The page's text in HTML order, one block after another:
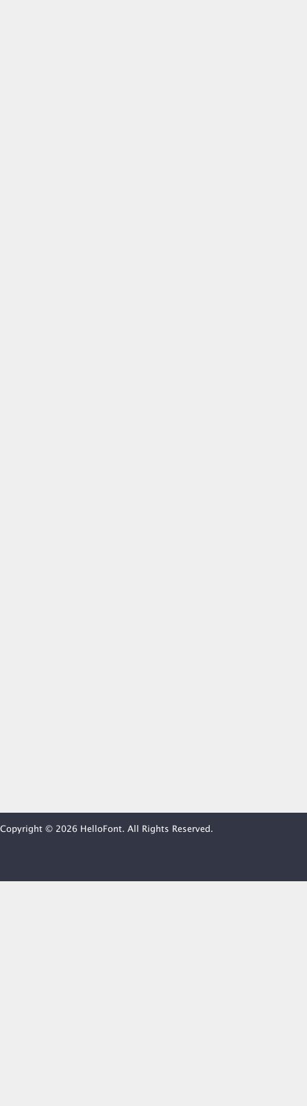
Copyright © 2026 HelloFont. All Rights Reserved.